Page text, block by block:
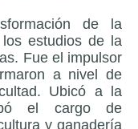
de la
estudios de la
Fue el impulsor
a nivel de
Ubicó a la
el cargo de
y ganadería